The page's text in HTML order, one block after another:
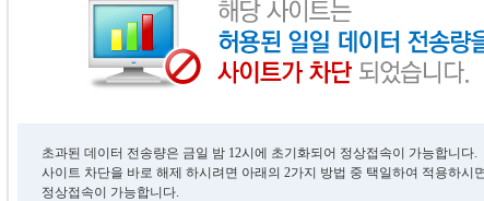
초과된 데이터 전송량은 금일 밤 12시에 초기화되어 정상접속이 가능합니다.
사이트 차단을 바로 해제 하시려면 아래의 2가지 방법 중 택일하여 적용하시면
정상접속이 가능합니다.